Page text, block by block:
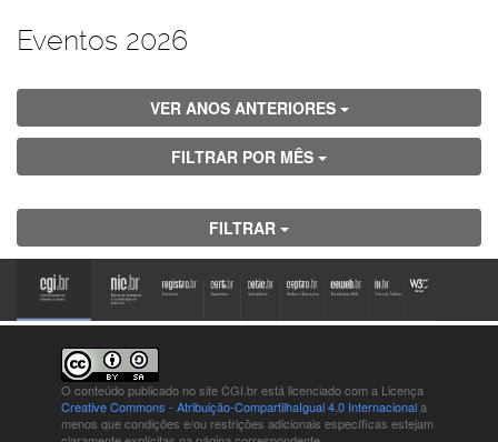
Eventos 2026
VER ANOS ANTERIORES
FILTRAR POR MÊS
FILTRAR
O conteúdo publicado no site CGI.br está licenciado com a Licença
Creative Commons - Atribuição-CompartilhaIgual 4.0 Internacionala
menos que condições e/ou restrições adicionais específicas estejam